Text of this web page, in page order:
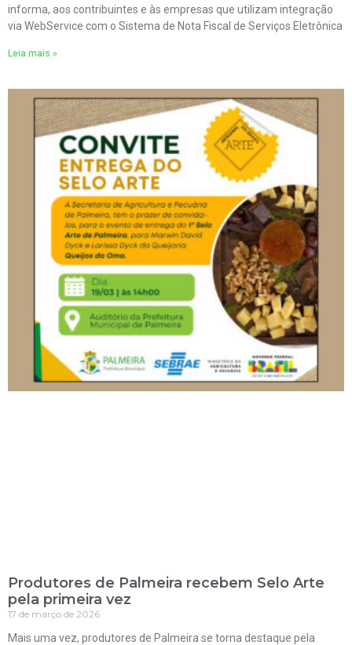
informa, aos contribuintes e às empresas que utilizam integração
via WebService com o Sistema de Nota Fiscal de Serviços Eletrônica
Leia mais »
Produtores de Palmeira recebem Selo Arte
pela primeira vez
17 de março de 2026
Mais uma vez, produtores de Palmeira se torna destaque pela